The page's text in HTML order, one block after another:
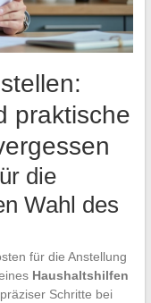
praktische
die
Wahl des
für die Anstellung
Haushaltshilfen
Schritte bei